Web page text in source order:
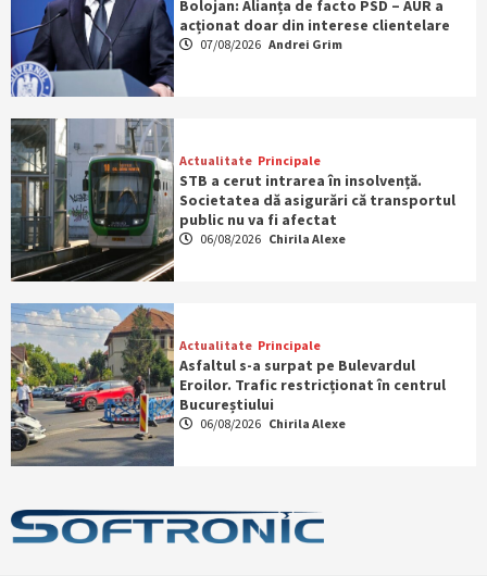
Bolojan: Alianța de facto PSD – AUR a
acționat doar din interese clientelare
07/08/2026 Andrei Grim
Actualitate Principale
STB a cerut intrarea în insolvență.
Societatea dă asigurări că transportul
public nu va fi afectat
06/08/2026 Chirila Alexe
Actualitate Principale
Asfaltul s-a surpat pe Bulevardul
Eroilor. Trafic restricționat în centrul
Bucureștiului
06/08/2026 Chirila Alexe